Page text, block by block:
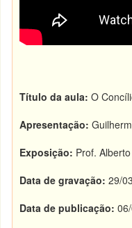
Título da aula: O
Apresentação:
Exposição: Prof.
Data de gravação: 29/
Data de publicação: